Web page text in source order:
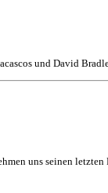
und David
uns seinen